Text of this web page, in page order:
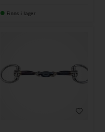
Finns i lager